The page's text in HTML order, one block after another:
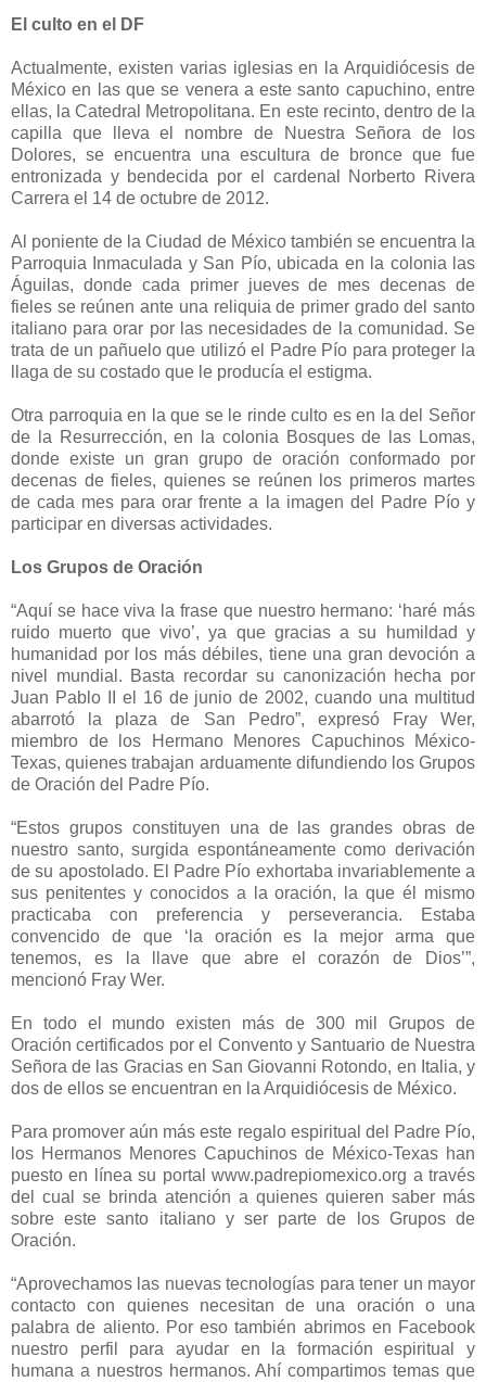
El culto en el DF
Actualmente, existen varias iglesias en la Arquidiócesis de
México en las que se venera a este santo capuchino, entre
ellas, la Catedral Metropolitana. En este recinto, dentro de la
capilla que lleva el nombre de Nuestra Señora de los
Dolores, se encuentra una escultura de bronce que fue
entronizada y bendecida por el cardenal Norberto Rivera
Carrera el 14 de octubre de 2012.
Al poniente de la Ciudad de México también se encuentra la
Parroquia Inmaculada y San Pío, ubicada en la colonia las
Águilas, donde cada primer jueves de mes decenas de
fieles se reúnen ante una reliquia de primer grado del santo
italiano para orar por las necesidades de la comunidad. Se
trata de un pañuelo que utilizó el Padre Pío para proteger la
llaga de su costado que le producía el estigma.
Otra parroquia en la que se le rinde culto es en la del Señor
de la Resurrección, en la colonia Bosques de las Lomas,
donde existe un gran grupo de oración conformado por
decenas de fieles, quienes se reúnen los primeros martes
de cada mes para orar frente a la imagen del Padre Pío y
participar en diversas actividades.
Los Grupos de Oración
“Aquí se hace viva la frase que nuestro hermano: ‘haré más
ruido muerto que vivo’, ya que gracias a su humildad y
humanidad por los más débiles, tiene una gran devoción a
nivel mundial. Basta recordar su canonización hecha por
Juan Pablo II el 16 de junio de 2002, cuando una multitud
abarrotó la plaza de San Pedro”, expresó Fray Wer,
miembro de los Hermano Menores Capuchinos México-
Texas, quienes trabajan arduamente difundiendo los Grupos
de Oración del Padre Pío.
“Estos grupos constituyen una de las grandes obras de
nuestro santo, surgida espontáneamente como derivación
de su apostolado. El Padre Pío exhortaba invariablemente a
sus penitentes y conocidos a la oración, la que él mismo
practicaba con preferencia y perseverancia. Estaba
convencido de que ‘la oración es la mejor arma que
tenemos, es la llave que abre el corazón de Dios’”,
mencionó Fray Wer.
En todo el mundo existen más de 300 mil Grupos de
Oración certificados por el Convento y Santuario de Nuestra
Señora de las Gracias en San Giovanni Rotondo, en Italia, y
dos de ellos se encuentran en la Arquidiócesis de México.
Para promover aún más este regalo espiritual del Padre Pío,
los Hermanos Menores Capuchinos de México-Texas han
puesto en línea su portal www.padrepiomexico.org a través
del cual se brinda atención a quienes quieren saber más
sobre este santo italiano y ser parte de los Grupos de
Oración.
“Aprovechamos las nuevas tecnologías para tener un mayor
contacto con quienes necesitan de una oración o una
palabra de aliento. Por eso también abrimos en Facebook
nuestro perfil para ayudar en la formación espiritual y
humana a nuestros hermanos. Ahí compartimos temas que